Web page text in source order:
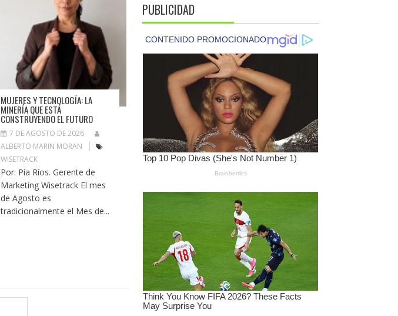
MUJERES Y TECNOLOGÍA: LA
MINERÍA QUE ESTÁ
CONSTRUYENDO EL FUTURO
7 DE AGOSTO DE 2026
ALBERTO MARIN MORAN
WISETRACK
Por: Pía Ríos. Gerente de
Marketing Wisetrack El mes
de Agosto es
tradicionalmente el Mes de...
PUBLICIDAD